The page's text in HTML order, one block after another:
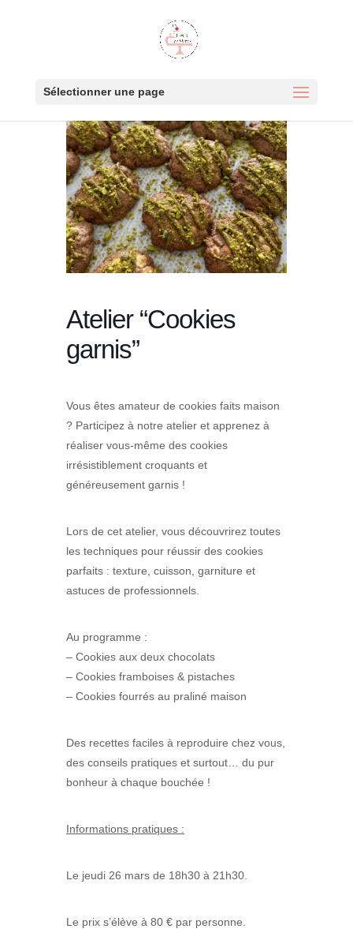
Sélectionner une page
Atelier “Cookies
garnis”
Vous êtes amateur de cookies faits maison
? Participez à notre atelier et apprenez à
réaliser vous-même des cookies
irrésistiblement croquants et
généreusement garnis !
Lors de cet atelier, vous découvrirez toutes
les techniques pour réussir des cookies
parfaits : texture, cuisson, garniture et
astuces de professionnels.
Au programme :
– Cookies aux deux chocolats
– Cookies framboises & pistaches
– Cookies fourrés au praliné maison
Des recettes faciles à reproduire chez vous,
des conseils pratiques et surtout… du pur
bonheur à chaque bouchée !
Informations pratiques :
Le jeudi 26 mars de 18h30 à 21h30.
Le prix s’élève à 80 € par personne.